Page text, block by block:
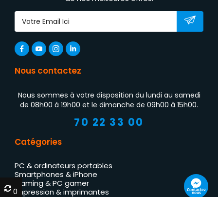
Nous contactez
Nous sommes à votre disposition du lundi au samedi
de 08h00 à 19h00 et le dimanche de 09h00 à 15h00.
70 22 33 00
Catégories
PC & ordinateurs portables
Smartphones & iPhone
Gaming & PC gamer
Impression & imprimantes
Contactez
nous
0
0